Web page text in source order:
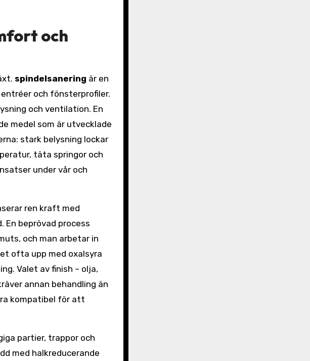
och
spindelsanering är en
och fönsterprofiler.
och ventilation. En
medel som är utvecklade
stark belysning lockar
täta springor och
under vår och
ren kraft med
En beprövad process
och man arbetar in
ofta upp med oxalsyra
Valet av finish – olja,
annan behandling än
kompatibel för att
partier, trappor och
med halkreducerande